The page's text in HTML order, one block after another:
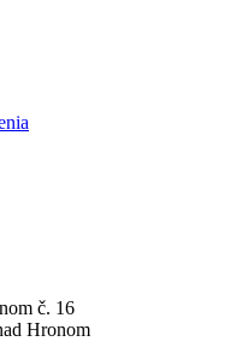
č. 16
Hronom